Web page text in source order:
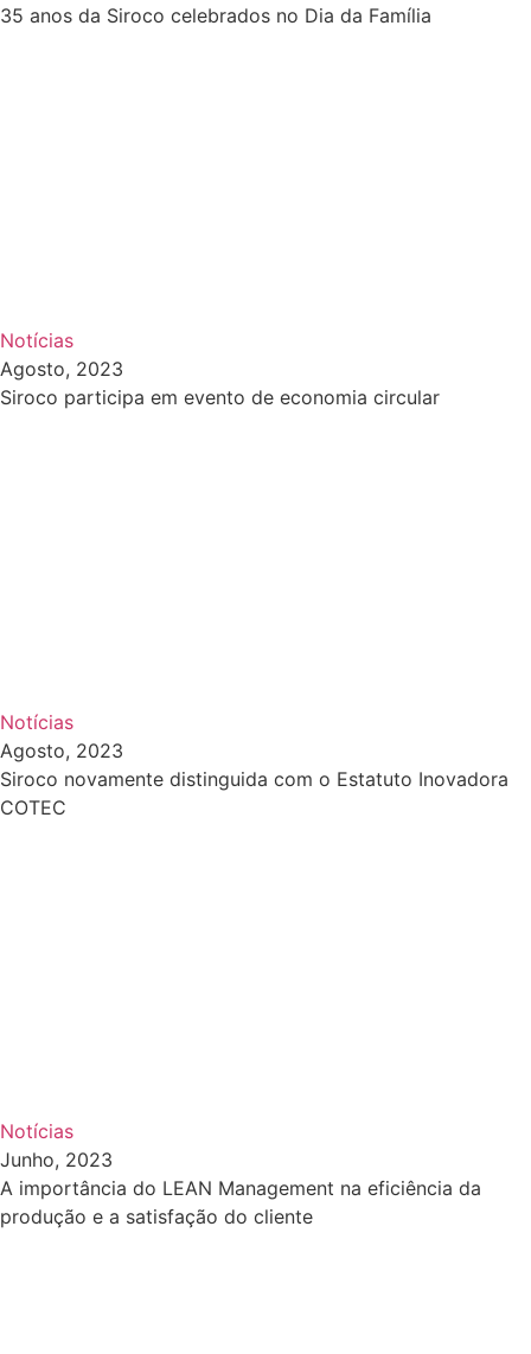
35 anos da Siroco celebrados no Dia da Família
Notícias
Agosto, 2023
Siroco participa em evento de economia circular
Notícias
Agosto, 2023
Siroco novamente distinguida com o Estatuto Inovadora
COTEC
Notícias
Junho, 2023
A importância do LEAN Management na eficiência da
produção e a satisfação do cliente